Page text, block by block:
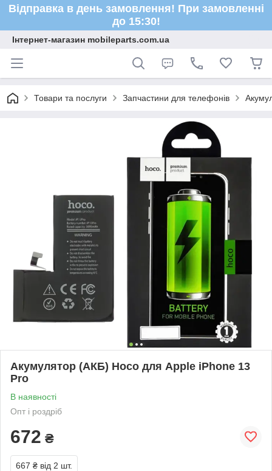
Відправка в день замовлення! При замовленні
до 15:30!
Інтернет-магазин mobileparts.com.ua
Товари та послуги Запчастини для телефонів
Акумулятор (АКБ) Hoco для Apple iPhone 13
Pro
В наявності
Опт і роздріб
672 ₴
667 ₴ від 2 шт.